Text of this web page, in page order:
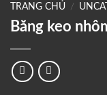
TRANG CHỦ /
Băng keo